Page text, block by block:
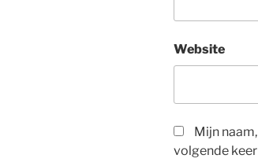
Website
Mijn
volgende